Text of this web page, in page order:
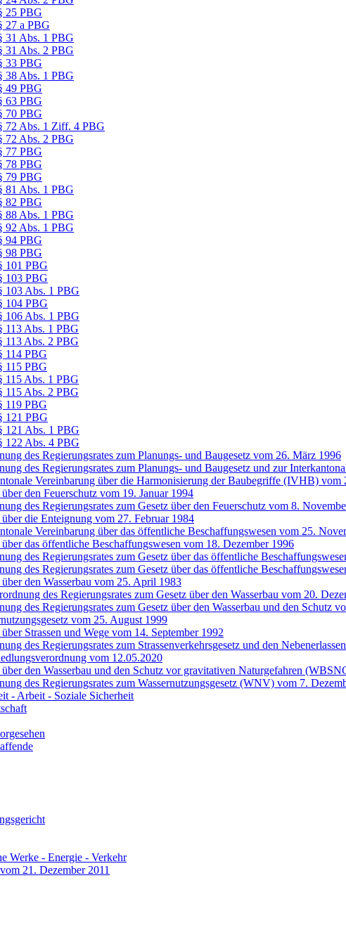
25 PBG
27 a PBG
31 Abs. 1 PBG
31 Abs. 2 PBG
33 PBG
38 Abs. 1 PBG
49 PBG
63 PBG
70 PBG
72 Abs. 1 Ziff. 4 PBG
72 Abs. 2 PBG
77 PBG
78 PBG
79 PBG
81 Abs. 1 PBG
82 PBG
88 Abs. 1 PBG
92 Abs. 1 PBG
94 PBG
98 PBG
101 PBG
103 PBG
103 Abs. 1 PBG
104 PBG
106 Abs. 1 PBG
113 Abs. 1 PBG
113 Abs. 2 PBG
114 PBG
115 PBG
115 Abs. 1 PBG
115 Abs. 2 PBG
119 PBG
121 PBG
121 Abs. 1 PBG
122 Abs. 4 PBG
des Regierungsrates zum Planungs- und Baugesetz vom 26. März 1996
des Regierungsrates zum Planungs- und Baugesetz und zur
Vereinbarung über die Harmonisierung der Baubegriffe (IVHB) vom
über den Feuerschutz vom 19. Januar 1994
des Regierungsrates zum Gesetz über den Feuerschutz vom 8.
über die Enteignung vom 27. Februar 1984
Vereinbarung über das öffentliche Beschaffungswesen vom 25.
über das öffentliche Beschaffungswesen vom 18. Dezember 1996
des Regierungsrates zum Gesetz über das öffentliche
des Regierungsrates zum Gesetz über das öffentliche
über den Wasserbau vom 25. April 1983
des Regierungsrates zum Gesetz über den Wasserbau vom 20.
des Regierungsrates zum Gesetz über den Wasserbau und den Schutz
vom 25. August 1999
über Strassen und Wege vom 14. September 1992
des Regierungsrates zum Strassenverkehrsgesetz und den
vom 12.05.2020
über den Wasserbau und den Schutz vor gravitativen Naturgefahren
des Regierungsrates zum Wassernutzungsgesetz (WNV) vom 7.
- Arbeit - Soziale Sicherheit
Werke - Energie - Verkehr
21. Dezember 2011